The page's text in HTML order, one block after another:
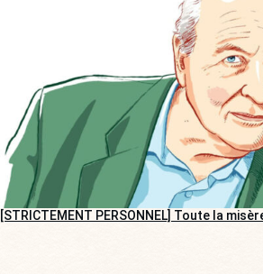
[STRICTEMENT PERSONNEL] Toute la